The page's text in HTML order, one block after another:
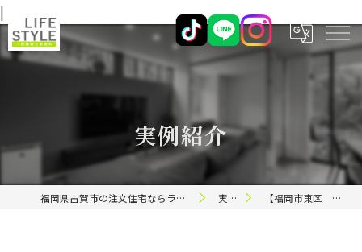
|
実例紹介
福岡県古賀市の注文住宅ならライフスタイル 一級建築士事務所 実例紹介 【福岡市東区 新築注文住宅】